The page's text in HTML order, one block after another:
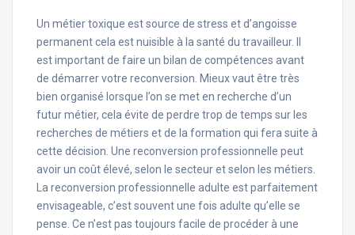
Un métier toxique est source de stress et d’angoisse
permanent cela est nuisible à la santé du travailleur. Il
est important de faire un bilan de compétences avant
de démarrer votre reconversion. Mieux vaut être très
bien organisé lorsque l’on se met en recherche d’un
futur métier, cela évite de perdre trop de temps sur les
recherches de métiers et de la formation qui fera suite à
cette décision. Une reconversion professionnelle peut
avoir un coût élevé, selon le secteur et selon les métiers.
La reconversion professionnelle adulte est parfaitement
envisageable, c’est souvent une fois adulte qu’elle se
pense. Ce n’est pas toujours facile de procéder à une